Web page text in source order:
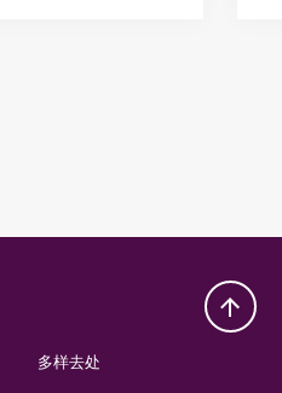
多样去处